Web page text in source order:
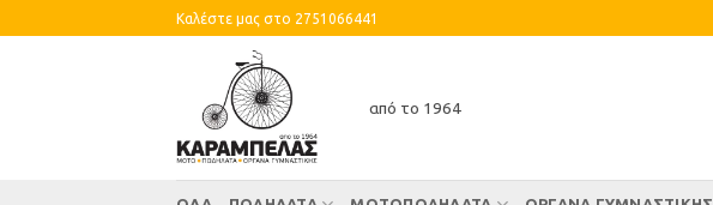
to
Καλέστε μας στο 2751066441
από το 1964